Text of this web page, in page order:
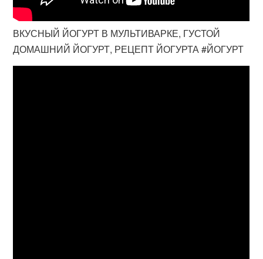
ВКУСНЫЙ ЙОГУРТ В МУЛЬТИВАРКЕ, ГУСТОЙ
ДОМАШНИЙ ЙОГУРТ, РЕЦЕПТ ЙОГУРТА #ЙОГУРТ